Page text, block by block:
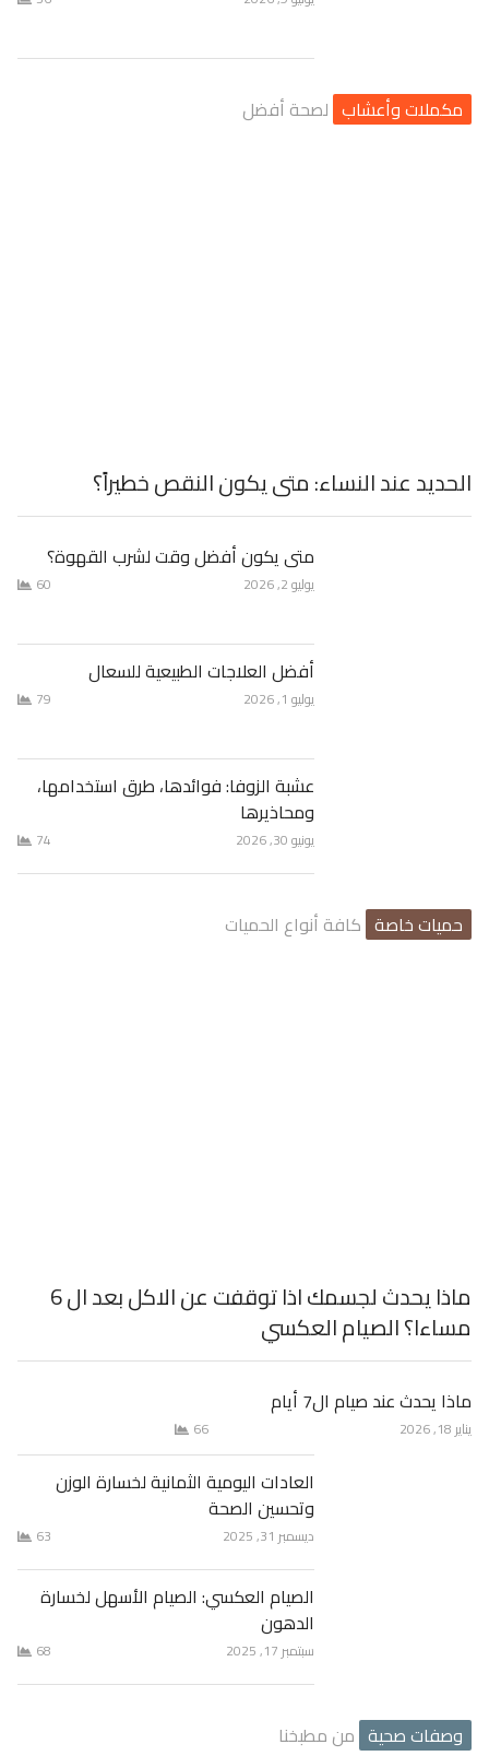
مكملات وأعشاب لصحة أفضل
الحديد عند النساء: متى يكون النقص خطيراً؟
متى يكون أفضل وقت لشرب القهوة؟
يوليو 2, 2026 60
أفضل العلاجات الطبيعية للسعال
يوليو 1, 2026 79
عشبة الزوفا: فوائدها، طرق استخدامها،
ومحاذيرها
يونيو 30, 2026 74
حميات خاصة كافة أنواع الحميات
ماذا يحدث لجسمك اذا توقفت عن الاكل بعد ال 6
مساءا؟ الصيام العكسي
ماذا يحدث عند صيام ال7 أيام
يناير 18, 2026 66
العادات اليومية الثمانية لخسارة الوزن
وتحسين الصحة
ديسمبر 31, 2025 63
الصيام العكسي: الصيام الأسهل لخسارة
الدهون
سبتمبر 17, 2025 68
وصفات صحية من مطبخنا